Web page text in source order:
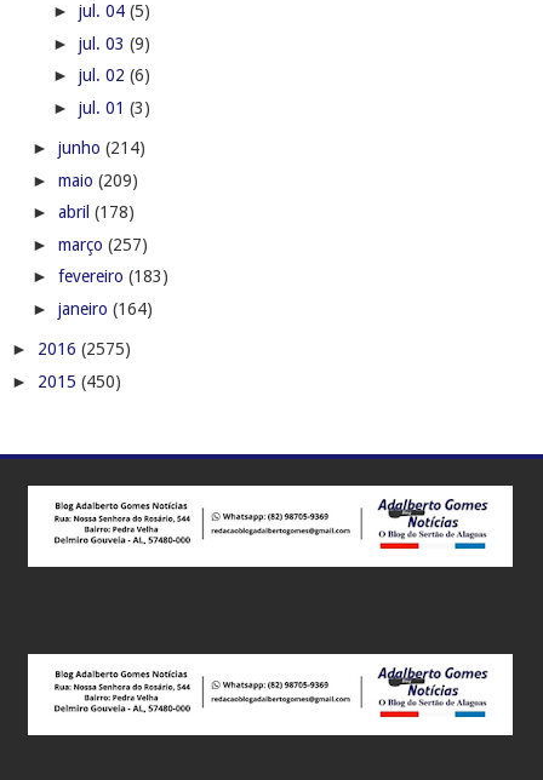
► jul. 04 (5)
► jul. 03 (9)
► jul. 02 (6)
► jul. 01 (3)
► junho (214)
► maio (209)
► abril (178)
► março (257)
► fevereiro (183)
► janeiro (164)
► 2016 (2575)
► 2015 (450)